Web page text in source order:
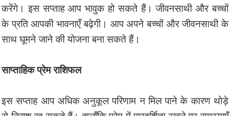
करेंगे। इस सप्ताह आप भावुक हो सकते हैं। जीवनसाथी और बच्चों
के प्रति आपकी भावनाएँ बढ़ेगी। आप अपने बच्चों और जीवनसाथी के
साथ घूमने जाने की योजना बना सकते हैं।
साप्ताहिक प्रेम राशिफल
इस सप्ताह आप अधिक अनुकूल परिणाम न मिल पाने के कारण थोड़े